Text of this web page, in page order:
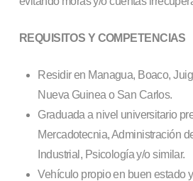
REQUISITOS Y COMPETENCIAS
Residir en Managua, Boaco,
Nueva Guinea o San Carlos.
Graduada a nivel universitario
Mercadotecnia, Administración
Industrial, Psicología y/o similar.
Vehículo propio en buen estado